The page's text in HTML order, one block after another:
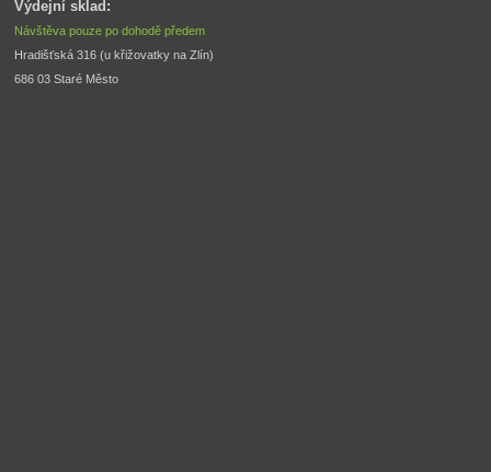
Výdejní sklad:
Návštěva pouze po dohodě předem
Hradišťská 316 (u křižovatky na Zlín)
686 03 Staré Město